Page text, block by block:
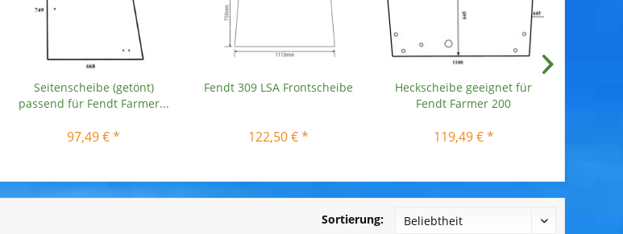
Seitenscheibe (getönt)
passend für Fendt Farmer...
97,49 € *
Fendt 309 LSA Frontscheibe
122,50 € *
Heckscheibe geeignet für
Fendt Farmer 200
119,49 € *
Sortierung: